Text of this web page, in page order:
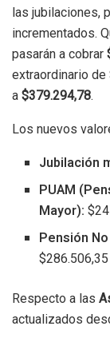
las jubilaciones,
incrementados.
pasarán a cobrar
extraordinario
a $379.294,78.
Los nuevos
Jubilación
PUAM
Mayor):
Pensión
Respecto a las
actualizados